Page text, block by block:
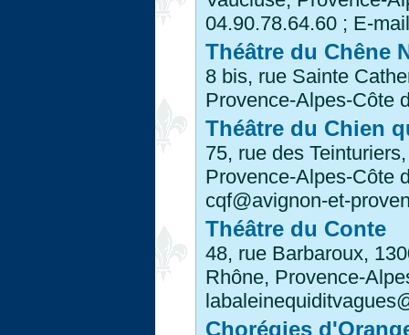
04.90.78.64.60 ; E-
Théâtre du Chêne
8 bis, rue Sainte
Provence-Alpes-Côte
Théâtre du Chien
75, rue des
Provence-Alpes-Côte
cqf@avignon-et-
Théâtre du Conte
48, rue Barbaroux,
Rhône, Provence-
Chorégies